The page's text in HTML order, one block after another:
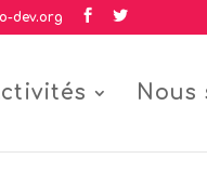
dev.org